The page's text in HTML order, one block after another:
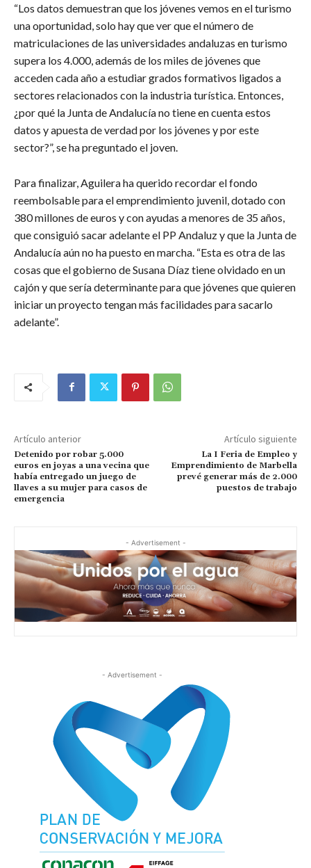
“Los datos demuestran que los jóvenes vemos en el turismo
una oportunidad, solo hay que ver que el número de
matriculaciones de las universidades andaluzas en turismo
supera los 4.000, además de los miles de jóvenes que
acceden cada año a estudiar grados formativos ligados a
sectores relacionados con la industria turística. Entonces,
¿por qué la Junta de Andalucía no tiene en cuenta estos
datos y apuesta de verdad por los jóvenes y por este
sector?”, se ha preguntado el joven.
Para finalizar, Aguilera ha querido recordar el fondo
reembolsable para el emprendimiento juvenil, dotado con
380 millones de euros y con ayudas a menores de 35 años,
que consiguió sacar adelante el PP Andaluz y que la Junta de
Andalucía aún no ha puesto en marcha. “Esta es otra de las
cosas que el gobierno de Susana Díaz tiene olvidado en un
cajón y que sería determinante para que jóvenes que quieren
iniciar un proyecto tengan más facilidades para sacarlo
adelante”.
Artículo anterior
Detenido por robar 5.000
euros en joyas a una vecina que
había entregado un juego de
llaves a su mujer para casos de
emergencia
Artículo siguiente
La I Feria de Empleo y
Emprendimiento de Marbella
prevé generar más de 2.000
puestos de trabajo
- Advertisement -
- Advertisement -